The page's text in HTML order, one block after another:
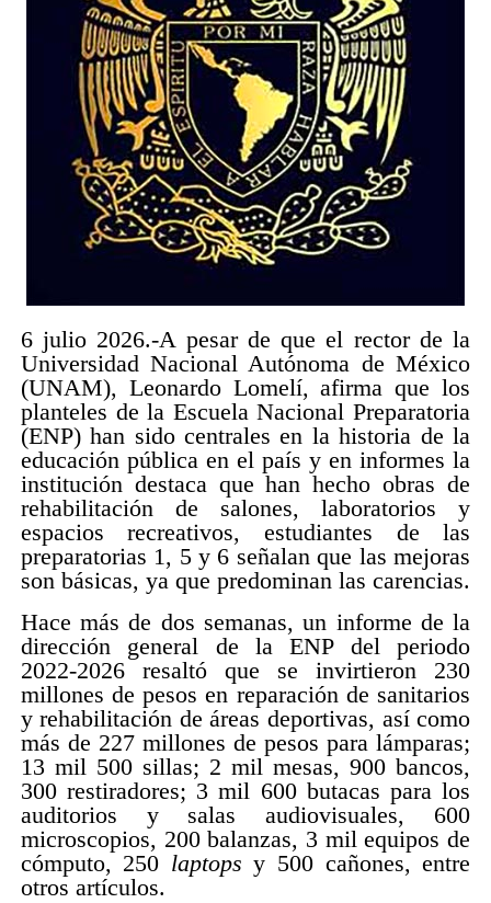
6 julio 2026.-A pesar de que el rector de la
Universidad Nacional Autónoma de México
(UNAM), Leonardo Lomelí, afirma que los
planteles de la Escuela Nacional Preparatoria
(ENP) han sido centrales en la historia de la
educación pública en el país y en informes la
institución destaca que han hecho obras de
rehabilitación de salones, laboratorios y
espacios recreativos, estudiantes de las
preparatorias 1, 5 y 6 señalan que las mejoras
son básicas, ya que predominan las carencias.
Hace más de dos semanas, un informe de la
dirección general de la ENP del periodo
2022-2026 resaltó que se invirtieron 230
millones de pesos en reparación de sanitarios
y rehabilitación de áreas deportivas, así como
más de 227 millones de pesos para lámparas;
13 mil 500 sillas; 2 mil mesas, 900 bancos,
300 restiradores; 3 mil 600 butacas para los
auditorios y salas audiovisuales, 600
microscopios, 200 balanzas, 3 mil equipos de
cómputo, 250 laptops y 500 cañones, entre
otros artículos.